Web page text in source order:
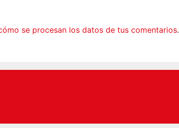
se procesan los datos de tus comentarios.